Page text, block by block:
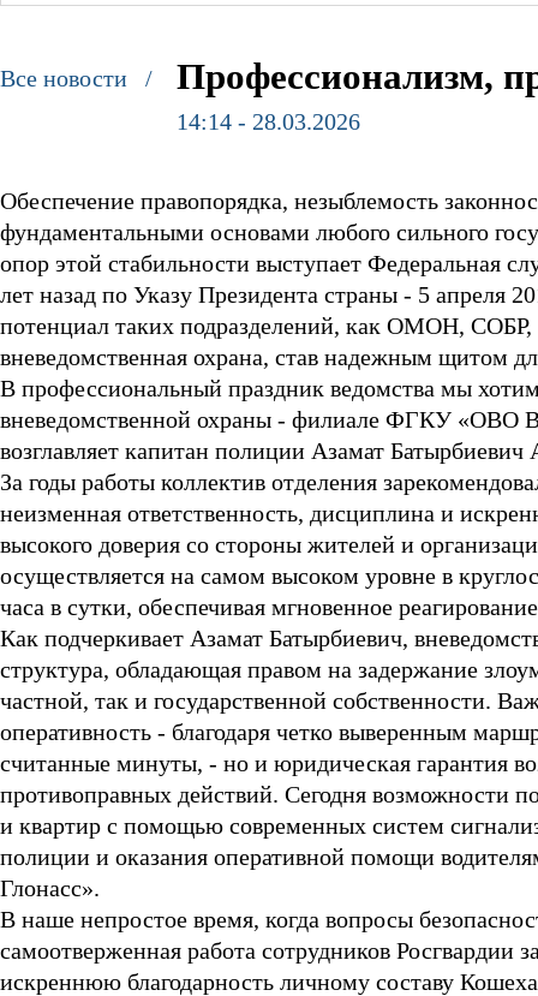
Все новости / Профессионализм,
14:14 - 28.03.2026
Обеспечение правопорядка, незыблемость
фундаментальными основами любого сильного
опор этой стабильности выступает Федеральная
лет назад по Указу Президента страны - 5 апреля
потенциал таких подразделений, как ОМОН, СОБР,
вневедомственная охрана, став надежным щитом
В профессиональный праздник ведомства мы
вневедомственной охраны - филиале ФГКУ «ОВО
возглавляет капитан полиции Азамат
За годы работы коллектив отделения
неизменная ответственность, дисциплина и
высокого доверия со стороны жителей и
осуществляется на самом высоком уровне в
часа в сутки, обеспечивая мгновенное
Как подчеркивает Азамат Батырбиевич,
структура, обладающая правом на задержание
частной, так и государственной собственности.
оперативность - благодаря четко выверенным
считанные минуты, - но и юридическая гарантия
противоправных действий. Сегодня возможности
и квартир с помощью современных систем
полиции и оказания оперативной помощи
Глонасс».
В наше непростое время, когда вопросы
самоотверженная работа сотрудников
искреннюю благодарность личному составу